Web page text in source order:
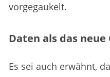
vorgegaukelt.
Daten als das neue
Es sei auch erwähnt,